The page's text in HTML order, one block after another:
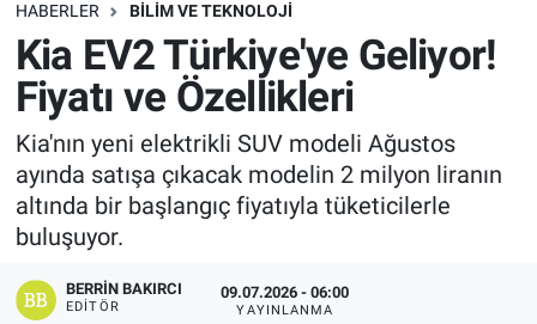
HABERLER BILIM VE TEKNOLOJI
Kia EV2 Türkiye'ye Geliyor!
Fiyatı ve Özellikleri
Kia'nın yeni elektrikli SUV modeli Ağustos
ayında satışa çıkacak modelin 2 milyon liranın
altında bir başlangıç fiyatıyla tüketicilerle
buluşuyor.
BERRIN BAKIRCI
EDITÖR
09.07.2026 - 06:00
YAYINLANMA
Köşe Yazarları
Kültür Sanat
Manşet
Resmi İlanlar